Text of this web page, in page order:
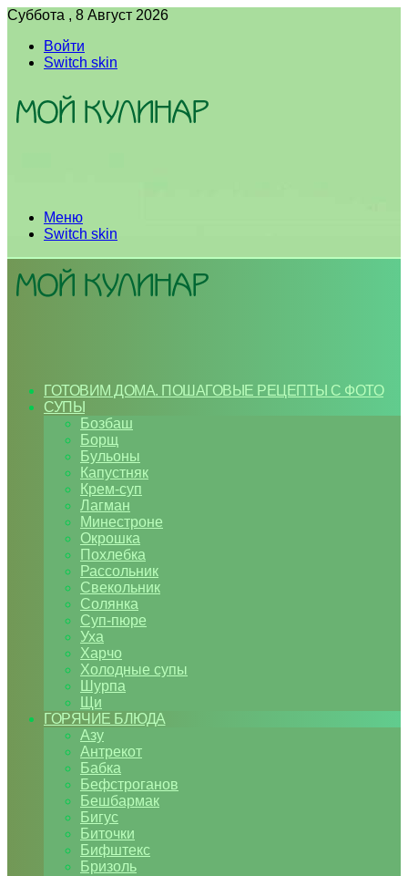
Суббота , 8 Август 2026
Войти
Switch skin
Меню
Switch skin
ГОТОВИМ ДОМА. ПОШАГОВЫЕ РЕЦЕПТЫ С ФОТО
СУПЫ
Бозбаш
Борщ
Бульоны
Капустняк
Крем-суп
Лагман
Минестроне
Окрошка
Похлебка
Рассольник
Свекольник
Солянка
Суп-пюре
Уха
Харчо
Холодные супы
Шурпа
Щи
ГОРЯЧИЕ БЛЮДА
Азу
Антрекот
Бабка
Бефстроганов
Бешбармак
Бигус
Биточки
Бифштекс
Бризоль